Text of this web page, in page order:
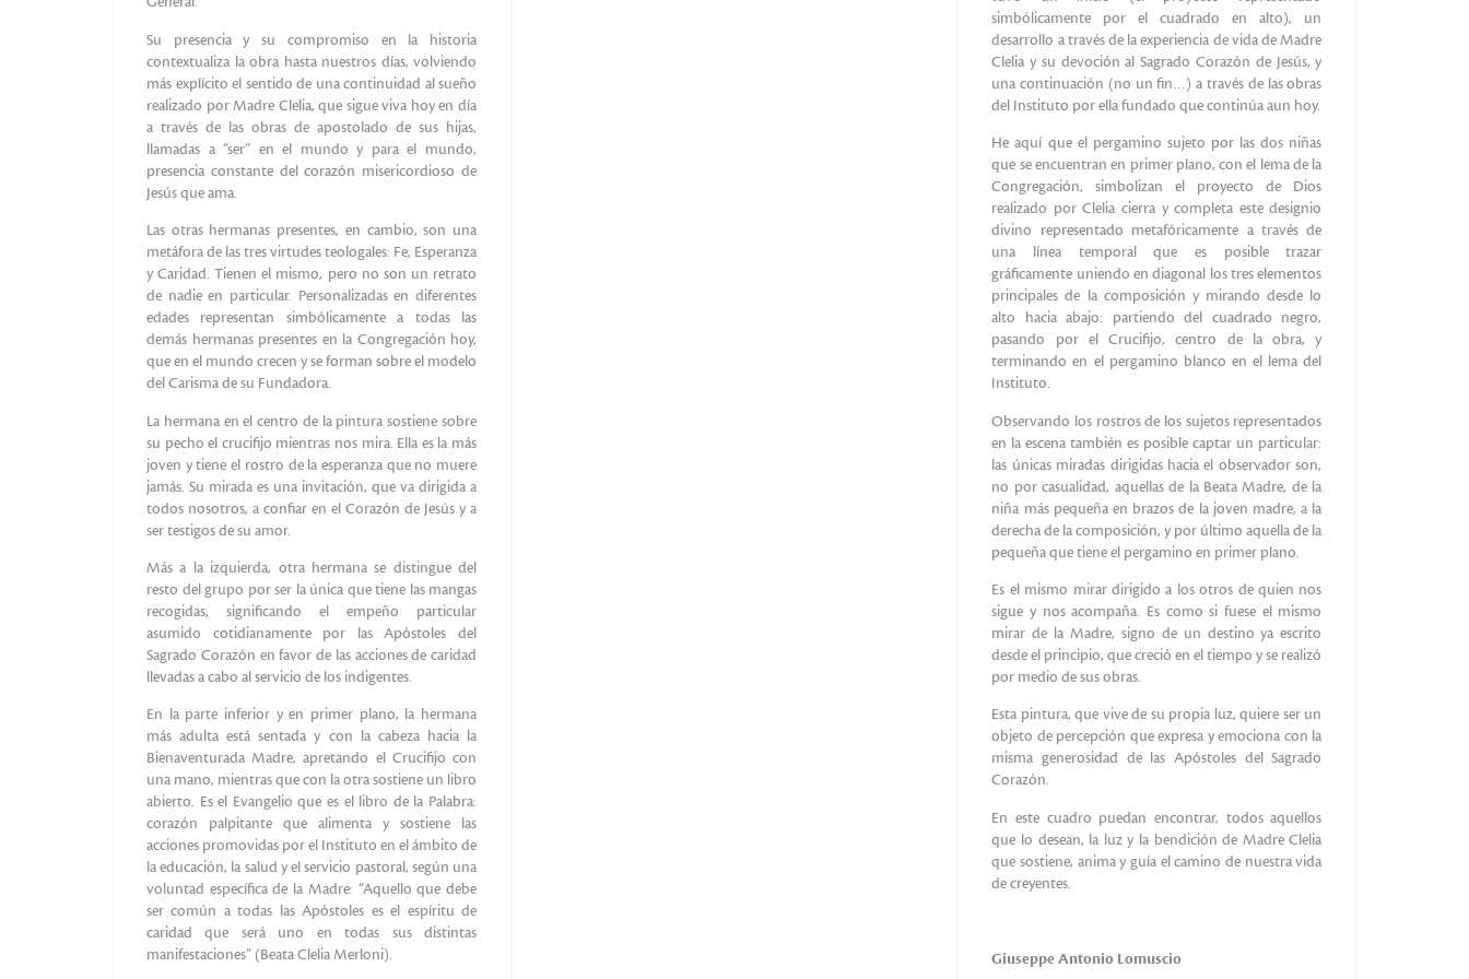
Su presencia y su compromiso en la historia
contextualiza la obra hasta nuestros días, volviendo
más explícito el sentido de una continuidad al sueño
realizado por Madre Clelia, que sigue viva hoy en día
a través de las obras de apostolado de sus hijas,
llamadas a “ser” en el mundo y para el mundo,
presencia constante del corazón misericordioso de
Jesús que ama.
Las otras hermanas presentes, en cambio, son una
metáfora de las tres virtudes teologales: Fe, Esperanza
y Caridad. Tienen el mismo, pero no son un retrato
de nadie en particular. Personalizadas en diferentes
edades representan simbólicamente a todas las
demás hermanas presentes en la Congregación hoy,
que en el mundo crecen y se forman sobre el modelo
del Carisma de su Fundadora.
La hermana en el centro de la pintura sostiene sobre
su pecho el crucifijo mientras nos mira. Ella es la más
joven y tiene el rostro de la esperanza que no muere
jamás. Su mirada es una invitación, que va dirigida a
todos nosotros, a confiar en el Corazón de Jesús y a
ser testigos de su amor.
Más a la izquierda, otra hermana se distingue del
resto del grupo por ser la única que tiene las mangas
recogidas, significando el empeño particular
asumido cotidianamente por las Apóstoles del
Sagrado Corazón en favor de las acciones de caridad
llevadas a cabo al servicio de los indigentes.
En la parte inferior y en primer plano, la hermana
más adulta está sentada y con la cabeza hacia la
Bienaventurada Madre, apretando el Crucifijo con
una mano, mientras que con la otra sostiene un libro
abierto. Es el Evangelio que es el libro de la Palabra:
corazón palpitante que alimenta y sostiene las
acciones promovidas por el Instituto en el ámbito de
la educación, la salud y el servicio pastoral, según una
voluntad específica de la Madre: “Aquello que debe
ser común a todas las Apóstoles es el espíritu de
caridad que será uno en todas sus distintas
manifestaciones” (Beata Clelia Merloni).
simbólicamente por el cuadrado en alto), un
desarrollo a través de la experiencia de vida de Madre
Clelia y su devoción al Sagrado Corazón de Jesús, y
una continuación (no un fin…) a través de las obras
del Instituto por ella fundado que continúa aun hoy.
He aquí que el pergamino sujeto por las dos niñas
que se encuentran en primer plano, con el lema de la
Congregación, simbolizan el proyecto de Dios
realizado por Clelia cierra y completa este designio
divino representado metafóricamente a través de
una línea temporal que es posible trazar
gráficamente uniendo en diagonal los tres elementos
principales de la composición y mirando desde lo
alto hacia abajo: partiendo del cuadrado negro,
pasando por el Crucifijo, centro de la obra, y
terminando en el pergamino blanco en el lema del
Instituto.
Observando los rostros de los sujetos representados
en la escena también es posible captar un particular:
las únicas miradas dirigidas hacia el observador son,
no por casualidad, aquellas de la Beata Madre, de la
niña más pequeña en brazos de la joven madre, a la
derecha de la composición, y por último aquella de la
pequeña que tiene el pergamino en primer plano.
Es el mismo mirar dirigido a los otros de quien nos
sigue y nos acompaña. Es como si fuese el mismo
mirar de la Madre, signo de un destino ya escrito
desde el principio, que creció en el tiempo y se realizó
por medio de sus obras.
Esta pintura, que vive de su propia luz, quiere ser un
objeto de percepción que expresa y emociona con la
misma generosidad de las Apóstoles del Sagrado
Corazón.
En este cuadro puedan encontrar, todos aquellos
que lo desean, la luz y la bendición de Madre Clelia
que sostiene, anima y guía el camino de nuestra vida
de creyentes.
Giuseppe Antonio Lomuscio